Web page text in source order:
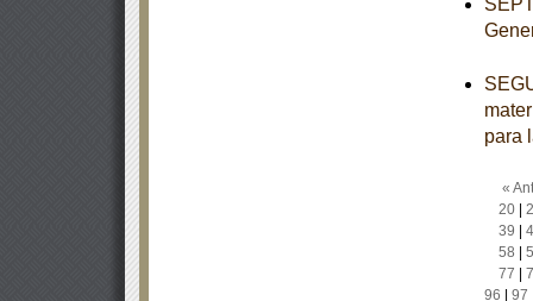
para
«
20|
39
58
77
96
97